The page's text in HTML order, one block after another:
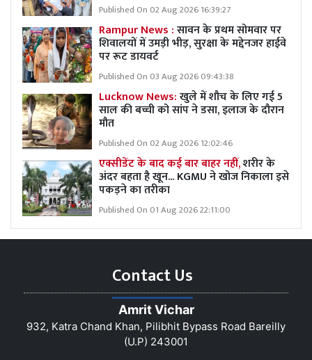
Published On 02 Aug 2026 16:39:27
Rampur News :सावन के प्रथम सोमवार पर
शिवालयों में उमड़ी भीड़, सुरक्षा के मद्देनजर हाईवे
पर रूट डायवर्ट
Published On 03 Aug 2026 09:43:38
Lucknow News:खुले में शौच के लिए गई 5
साल की बच्ची को सांप ने डसा, इलाज के दौरान
मौत
Published On 02 Aug 2026 12:02:46
एक्सीडेंट के बाद कई बार बाहर नहीं,शरीर के
अंदर बहता है खून... KGMU ने खोज निकाला इसे
पकड़ने का तरीका
Published On 01 Aug 2026 22:11:00
Contact Us
Amrit Vichar
932, Katra Chand Khan, Pilibhit Bypass Road Bareilly
(U.P) 243001